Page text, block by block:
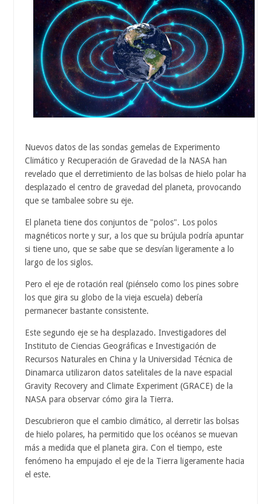
Nuevos datos de las sondas gemelas de Experimento
Climático y Recuperación de Gravedad de la NASA han
revelado que el derretimiento de las bolsas de hielo polar ha
desplazado el centro de gravedad del planeta, provocando
que se tambalee sobre su eje.
El planeta tiene dos conjuntos de "polos". Los polos
magnéticos norte y sur, a los que su brújula podría apuntar
si tiene uno, que se sabe que se desvían ligeramente a lo
largo de los siglos.
Pero el eje de rotación real (piénselo como los pines sobre
los que gira su globo de la vieja escuela) debería
permanecer bastante consistente.
Este segundo eje se ha desplazado. Investigadores del
Instituto de Ciencias Geográficas e Investigación de
Recursos Naturales en China y la Universidad Técnica de
Dinamarca utilizaron datos satelitales de la nave espacial
Gravity Recovery and Climate Experiment (GRACE) de la
NASA para observar cómo gira la Tierra.
Descubrieron que el cambio climático, al derretir las bolsas
de hielo polares, ha permitido que los océanos se muevan
más a medida que el planeta gira. Con el tiempo, este
fenómeno ha empujado el eje de la Tierra ligeramente hacia
el este.